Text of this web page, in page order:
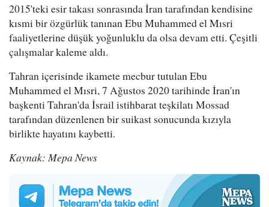
2015'teki esir takası sonrasında İran tarafından kendisine
kısmi bir özgürlük tanınan Ebu Muhammed el Mısri
faaliyetlerine düşük yoğunluklu da olsa devam etti. Çeşitli
çalışmalar kaleme aldı.
Tahran içerisinde ikamete mecbur tutulan Ebu
Muhammed el Mısri, 7 Ağustos 2020 tarihinde İran'ın
başkenti Tahran'da İsrail istihbarat teşkilatı Mossad
tarafından düzenlenen bir suikast sonucunda kızıyla
birlikte hayatını kaybetti.
Kaynak: Mepa News